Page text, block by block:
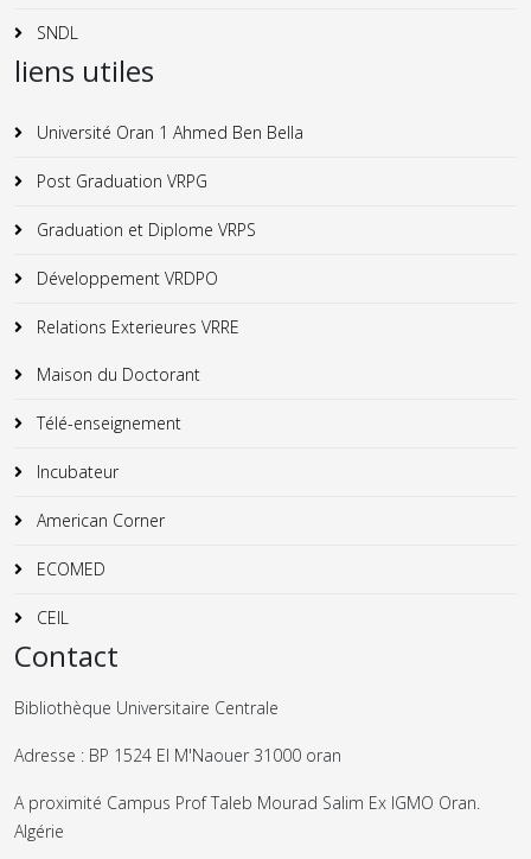
SNDL
liens utiles
Université Oran 1 Ahmed Ben Bella
Post Graduation VRPG
Graduation et Diplome VRPS
Développement VRDPO
Relations Exterieures VRRE
Maison du Doctorant
Télé-enseignement
Incubateur
American Corner
ECOMED
CEIL
Contact
Bibliothèque Universitaire Centrale
Adresse : BP 1524 El M'Naouer 31000 oran
A proximité Campus Prof Taleb Mourad Salim Ex IGMO Oran.
Algérie